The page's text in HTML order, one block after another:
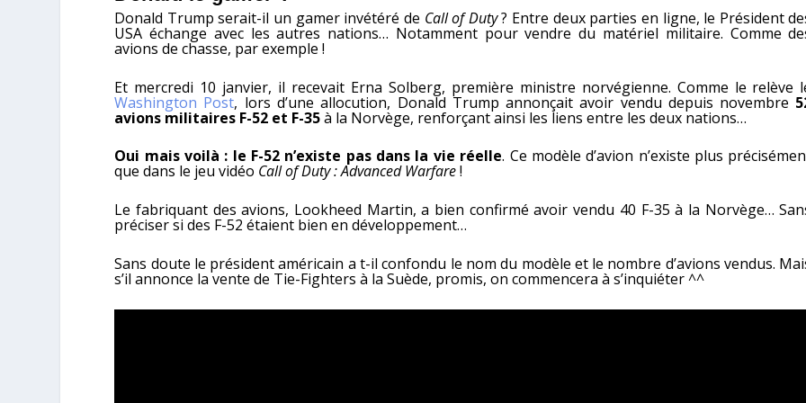
Donald Trump serait-il un gamer invétéré de Call of Duty? Entre deux parties en ligne, le Président
USA échange avec les autres nations… Notamment pour vendre du matériel militaire. Comme
avions de chasse, par exemple !
Et mercredi 10 janvier, il recevait Erna Solberg, première ministre norvégienne. Comme le relève
Washington Post, lors d’une allocution, Donald Trump annonçait avoir vendu depuis novembre
avions militaires F-52 et F-35à la Norvège, renforçant ainsi les liens entre les deux nations…
Oui mais voilà : le F-52 n’existe pas dans la vie réelle. Ce modèle d’avion n’existe plus
que dans le jeu vidéo Call of Duty : Advanced Warfare!
Le fabriquant des avions, Lookheed Martin, a bien confirmé avoir vendu 40 F-35 à la Norvège…
préciser si des F-52 étaient bien en développement…
Sans doute le président américain a t-il confondu le nom du modèle et le nombre d’avions vendus.
s’il annonce la vente de Tie-Fighters à la Suède, promis, on commencera à s’inquiéter ^^